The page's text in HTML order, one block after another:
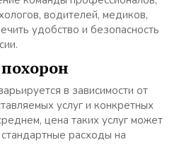
водителей, медиков,
удобство и безопасность
в зависимости от
услуг и конкретных
цена таких услуг может
расходы на